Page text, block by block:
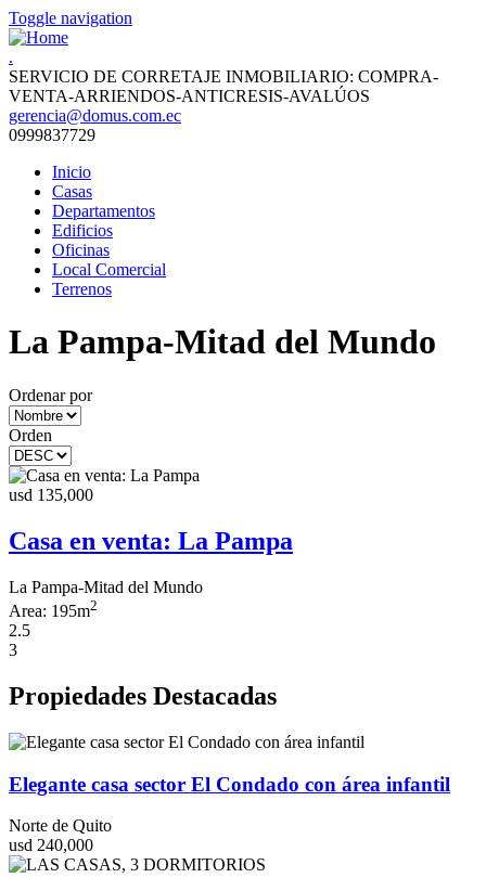
Toggle navigation
.
SERVICIO DE CORRETAJE INMOBILIARIO: COMPRA-
VENTA-ARRIENDOS-ANTICRESIS-AVALÚOS
gerencia@domus.com.ec
0999837729
Inicio
Casas
Departamentos
Edificios
Oficinas
Local Comercial
Terrenos
La Pampa-Mitad del Mundo
Ordenar por
Orden
usd 135,000
Casa en venta: La Pampa
La Pampa-Mitad del Mundo
Area: 195m2
2.5
3
Propiedades Destacadas
Elegante casa sector El Condado con área infantil
Norte de Quito
usd 240,000